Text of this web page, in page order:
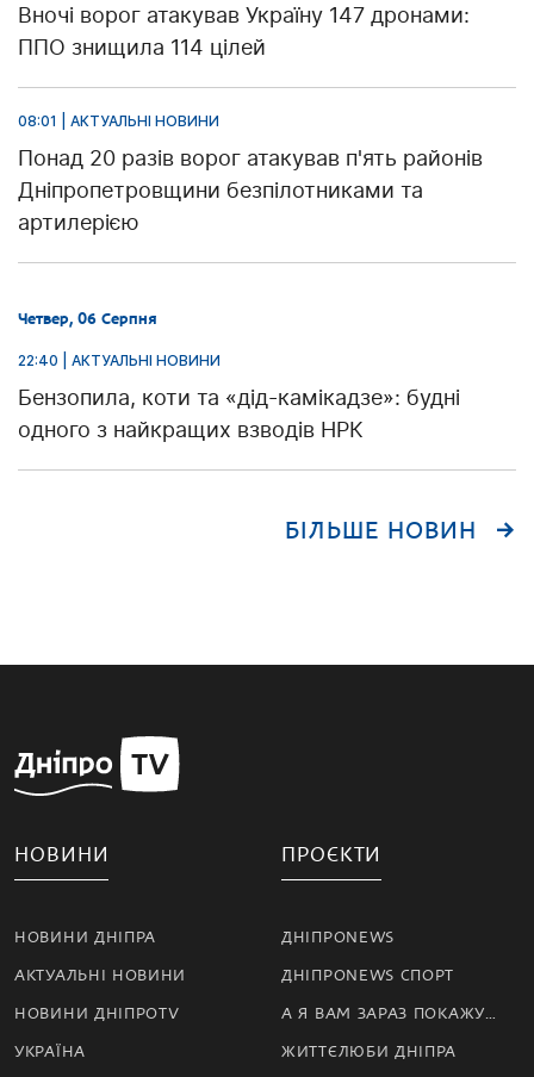
Вночі ворог атакував Україну 147 дронами:
ППО знищила 114 цілей
08:01 | АКТУАЛЬНІ НОВИНИ
Понад 20 разів ворог атакував п'ять районів
Дніпропетровщини безпілотниками та
артилерією
Четвер, 06 Серпня
22:40 | АКТУАЛЬНІ НОВИНИ
Бензопила, коти та «дід-камікадзе»: будні
одного з найкращих взводів НРК
БІЛЬШЕ НОВИН
НОВИНИ
НОВИНИ ДНІПРА
АКТУАЛЬНІ НОВИНИ
НОВИНИ ДНІПРОTV
УКРАЇНА
ПРОЄКТИ
ДНІПРОNEWS
ДНІПРОNEWS СПОРТ
А Я ВАМ ЗАРАЗ ПОКАЖУ…
ЖИТТЄЛЮБИ ДНІПРА